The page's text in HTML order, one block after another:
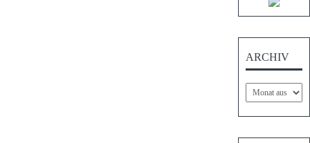
ARCHIV